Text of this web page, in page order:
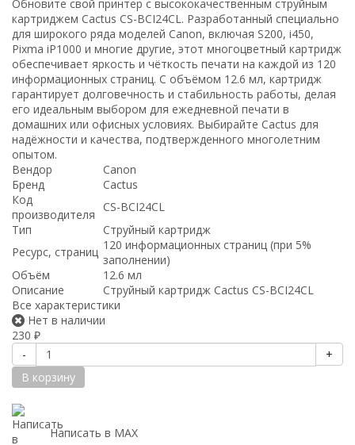
Обновите свой принтер с высококачественным струйным
картриджем Cactus CS-BCI24CL. Разработанный специально
для широкого ряда моделей Canon, включая S200, i450,
Pixma iP1000 и многие другие, этот многоцветный картридж
обеспечивает яркость и чёткость печати на каждой из 120
информационных страниц. С объёмом 12.6 мл, картридж
гарантирует долговечность и стабильность работы, делая
его идеальным выбором для ежедневной печати в
домашних или офисных условиях. Выбирайте Cactus для
надёжности и качества, подтвержденного многолетним
опытом.
Вендор
Canon
Бренд
Cactus
Код
производителя
CS-BCI24CL
Тип
Струйный картридж
Ресурс, страниц 120 информационных страниц (при 5%
заполнении)
Объём
12.6 мл
Описание
Струйный картридж Cactus CS-BCI24CL
Все характеристики
Нет в наличии
230 ₽
-
+
В корзину
Написать в MAX